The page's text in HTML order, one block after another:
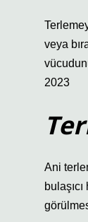
veya
2023
Ani